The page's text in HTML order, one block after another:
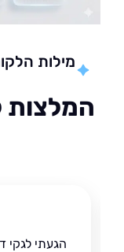
מילות הלקוח
הגעתי לגקי דרך